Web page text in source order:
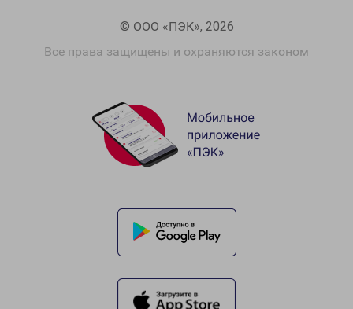
© ООО «ПЭК», 2026
Все права защищены и охраняются законом